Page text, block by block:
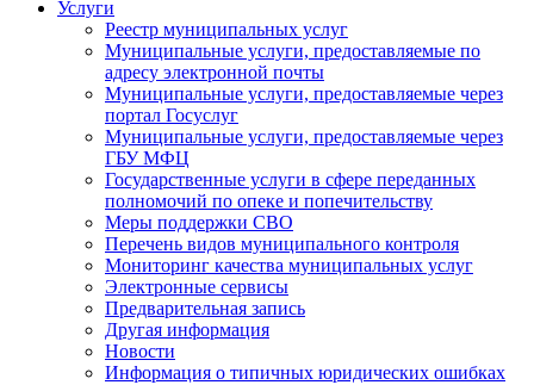
Услуги
Реестр муниципальных услуг
Муниципальные услуги, предоставляемые по
адресу электронной почты
Муниципальные услуги, предоставляемые через
портал Госуслуг
Муниципальные услуги, предоставляемые через
ГБУ МФЦ
Государственные услуги в сфере переданных
полномочий по опеке и попечительству
Меры поддержки СВО
Перечень видов муниципального контроля
Мониторинг качества муниципальных услуг
Электронные сервисы
Предварительная запись
Другая информация
Новости
Информация о типичных юридических ошибках